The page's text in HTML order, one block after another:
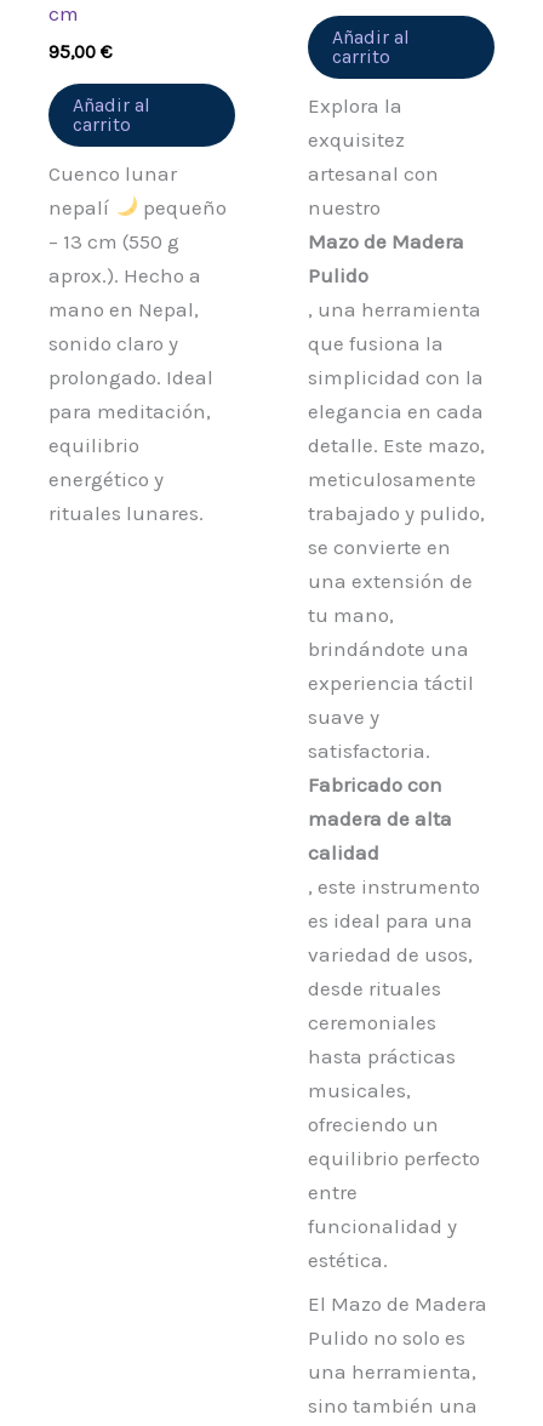
cm
95,00€
Añadir al
carrito
Cuenco lunar
nepalí
pequeño
– 13 cm (550 g
aprox.). Hecho a
mano en Nepal,
sonido claro y
prolongado. Ideal
para meditación,
equilibrio
energético y
rituales lunares.
Añadir al
carrito
Explora la
exquisitez
artesanal con
nuestro
Mazo de Madera
Pulido
, una herramienta
que fusiona la
simplicidad con la
elegancia en cada
detalle. Este mazo,
meticulosamente
trabajado y pulido,
se convierte en
una extensión de
tu mano,
brindándote una
experiencia táctil
suave y
satisfactoria.
Fabricado con
madera de alta
calidad
, este instrumento
es ideal para una
variedad de usos,
desde rituales
ceremoniales
hasta prácticas
musicales,
ofreciendo un
equilibrio perfecto
entre
funcionalidad y
estética.
El Mazo de Madera
Pulido no solo es
una herramienta,
sino también una